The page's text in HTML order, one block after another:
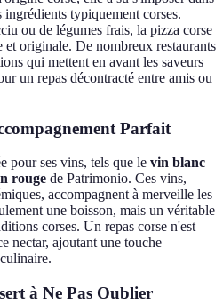
typiquement corses.
ou de légumes frais, la pizza corse
originale. De nombreux restaurants
qui mettent en avant les saveurs
un repas décontracté entre amis ou
Parfait
pour ses vins, tels que le vin blanc
rouge de Patrimonio. Ces vins,
accompagnent à merveille les
une boisson, mais un véritable
corses. Un repas corse n'est
nectar, ajoutant une touche
à Ne Pas Oublier